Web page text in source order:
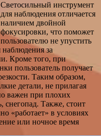
Светосильный инструмент
для наблюдения отличается
наличием двойной
фокусировки, что поможет
пользователю не упустить
за
Кроме того, при
пользователь получает
Таким образом,
детали, не прилагая
важен при плохих
снегопад. Также, стоит
«работает» в условиях
или ночное время